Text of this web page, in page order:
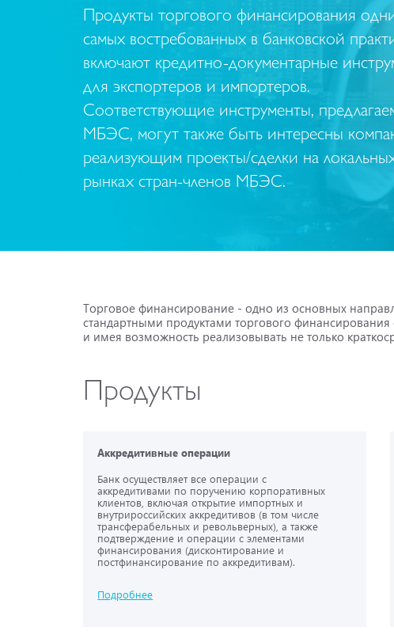
Продукты торгового финансирования
самых востребованных в банковской
включают кредитно-документарные
для экспортеров и импортеров.
Соответствующие инструменты,
МБЭС, могут также быть интересны
реализующим проекты/сделки на
рынках стран-членов МБЭС.
Торговое финансирование - одно из основных
стандартными продуктами торгового
и имея возможность реализовывать не только
Продукты
Аккредитивные операции
Банк осуществляет все операции с
аккредитивами по поручению корпоративных
клиентов, включая открытие импортных и
внутрироссийских аккредитивов (в том числе
трансферабельных и револьверных), а также
подтверждение и операции с элементами
финансирования (дисконтирование и
постфинансирование по аккредитивам).
Подробнее